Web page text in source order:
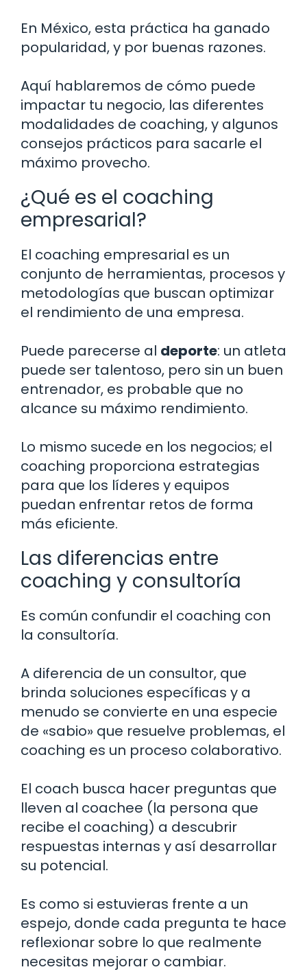
En México, esta práctica ha ganado
popularidad, y por buenas razones.
Aquí hablaremos de cómo puede
impactar tu negocio, las diferentes
modalidades de coaching, y algunos
consejos prácticos para sacarle el
máximo provecho.
¿Qué es el coaching
empresarial?
El coaching empresarial es un
conjunto de herramientas, procesos y
metodologías que buscan optimizar
el rendimiento de una empresa.
Puede parecerse al deporte: un atleta
puede ser talentoso, pero sin un buen
entrenador, es probable que no
alcance su máximo rendimiento.
Lo mismo sucede en los negocios; el
coaching proporciona estrategias
para que los líderes y equipos
puedan enfrentar retos de forma
más eficiente.
Las diferencias entre
coaching y consultoría
Es común confundir el coaching con
la consultoría.
A diferencia de un consultor, que
brinda soluciones específicas y a
menudo se convierte en una especie
de «sabio» que resuelve problemas, el
coaching es un proceso colaborativo.
El coach busca hacer preguntas que
lleven al coachee (la persona que
recibe el coaching) a descubrir
respuestas internas y así desarrollar
su potencial.
Es como si estuvieras frente a un
espejo, donde cada pregunta te hace
reflexionar sobre lo que realmente
necesitas mejorar o cambiar.